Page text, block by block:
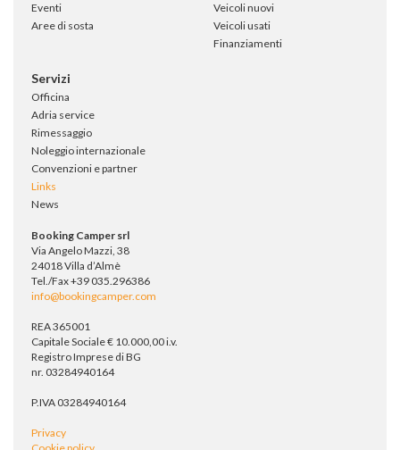
Eventi
Aree di sosta
Veicoli nuovi
Veicoli usati
Finanziamenti
Servizi
Officina
Adria service
Rimessaggio
Noleggio internazionale
Convenzioni e partner
Links
News
Booking Camper srl
Via Angelo Mazzi, 38
24018 Villa d’Almè
Tel./Fax +39 035.296386
info@bookingcamper.com
REA 365001
Capitale Sociale € 10.000,00 i.v.
Registro Imprese di BG
nr. 03284940164
P.IVA 03284940164
Privacy